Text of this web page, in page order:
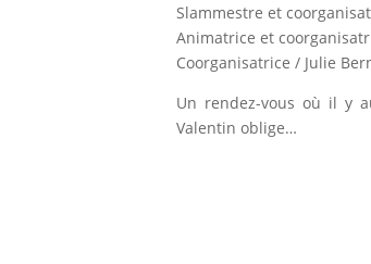
Slammestre et
Animatrice et
Coorganisatrice / Julie
Un rendez-vous où il y
Valentin oblige…